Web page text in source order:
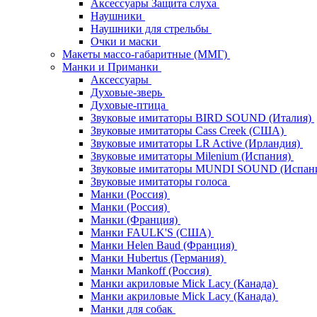
Аксессуары Защита слуха
Наушники
Наушники для стрельбы
Очки и маски
Макеты массо-габаритные (ММГ)
Манки и Приманки
Аксессуары
Духовые-зверь
Духовые-птица
Звуковые имитаторы BIRD SOUND (Италия)
Звуковые имитаторы Cass Creek (США)
Звуковые имитаторы LR Active (Ирландия)
Звуковые имитаторы Milenium (Испания)
Звуковые имитаторы MUNDI SOUND
Звуковые имитаторы голоса
Манки (Россия)
Манки (Россия)
Манки (Франция)
Манки FAULK'S (США)
Манки Helen Baud (Франция)
Манки Hubertus (Германия)
Манки Mankoff (Россия)
Манки акриловые Mick Lacy (Канада)
Манки акриловые Mick Lacy (Канада)
Манки для собак